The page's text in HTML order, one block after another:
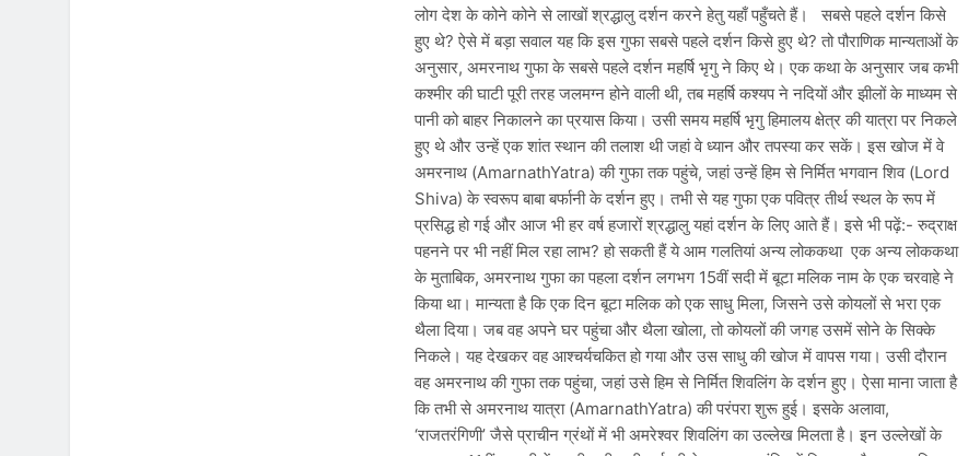
लोग देश के कोने कोने से लाखों श्रद्धालु दर्शन करने हेतु यहाँ पहुँचते हैं। सबसे पहले दर्शन किसे
हुए थे? ऐसे में बड़ा सवाल यह कि इस गुफा सबसे पहले दर्शन किसे हुए थे? तो पौराणिक मान्यताओं के
अनुसार, अमरनाथ गुफा के सबसे पहले दर्शन महर्षि भृगु ने किए थे। एक कथा के अनुसार जब कभी
कश्मीर की घाटी पूरी तरह जलमग्न होने वाली थी, तब महर्षि कश्यप ने नदियों और झीलों के माध्यम से
पानी को बाहर निकालने का प्रयास किया। उसी समय महर्षि भृगु हिमालय क्षेत्र की यात्रा पर निकले
हुए थे और उन्हें एक शांत स्थान की तलाश थी जहां वे ध्यान और तपस्या कर सकें। इस खोज में वे
अमरनाथ (AmarnathYatra) की गुफा तक पहुंचे, जहां उन्हें हिम से निर्मित भगवान शिव (Lord
Shiva) के स्वरूप बाबा बर्फानी के दर्शन हुए। तभी से यह गुफा एक पवित्र तीर्थ स्थल के रूप में
प्रसिद्ध हो गई और आज भी हर वर्ष हजारों श्रद्धालु यहां दर्शन के लिए आते हैं। इसे भी पढ़ें:- रुद्राक्ष
पहनने पर भी नहीं मिल रहा लाभ? हो सकती हैं ये आम गलतियां अन्य लोककथा एक अन्य लोककथा
के मुताबिक, अमरनाथ गुफा का पहला दर्शन लगभग 15वीं सदी में बूटा मलिक नाम के एक चरवाहे ने
किया था। मान्यता है कि एक दिन बूटा मलिक को एक साधु मिला, जिसने उसे कोयलों से भरा एक
थैला दिया। जब वह अपने घर पहुंचा और थैला खोला, तो कोयलों की जगह उसमें सोने के सिक्के
निकले। यह देखकर वह आश्चर्यचकित हो गया और उस साधु की खोज में वापस गया। उसी दौरान
वह अमरनाथ की गुफा तक पहुंचा, जहां उसे हिम से निर्मित शिवलिंग के दर्शन हुए। ऐसा माना जाता है
कि तभी से अमरनाथ यात्रा (AmarnathYatra) की परंपरा शुरू हुई। इसके अलावा,
‘राजतरंगिणी’ जैसे प्राचीन ग्रंथों में भी अमरेश्वर शिवलिंग का उल्लेख मिलता है। इन उल्लेखों के